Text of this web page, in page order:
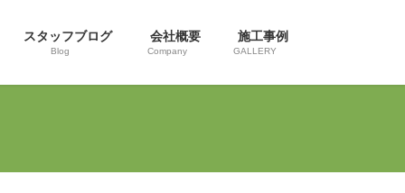
スタッフブログ
Blog
会社概要
Company
施工事例
GALLERY